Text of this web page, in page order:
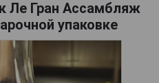
Ле Гран Ассамбляж
упаковке